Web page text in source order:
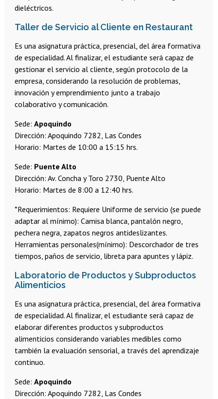
dieléctricos.
Taller de Servicio al Cliente en Restaurant
Es una asignatura práctica, presencial, del área formativa
de especialidad. Al finalizar, el estudiante será capaz de
gestionar el servicio al cliente, según protocolo de la
empresa, considerando la resolución de problemas,
innovación y emprendimiento junto a trabajo
colaborativo y comunicación.
Sede: Apoquindo
Dirección: Apoquindo 7282, Las Condes
Horario: Martes de 10:00 a 15:15 hrs.
Sede: Puente Alto
Dirección: Av. Concha y Toro 2730, Puente Alto
Horario: Martes de 8:00 a 12:40 hrs.
*Requerimientos: Requiere Uniforme de servicio (se puede
adaptar al mínimo): Camisa blanca, pantalón negro,
pechera negra, zapatos negros antideslizantes.
Herramientas personales(mínimo): Descorchador de tres
tiempos, paños de servicio, libreta para apuntes y lápiz.
Laboratorio de Productos y Subproductos
Alimenticios
Es una asignatura práctica, presencial, del área formativa
de especialidad. Al finalizar, el estudiante será capaz de
elaborar diferentes productos y subproductos
alimenticios considerando variables medibles como
también la evaluación sensorial, a través del aprendizaje
continuo.
Sede: Apoquindo
Dirección: Apoquindo 7282, Las Condes